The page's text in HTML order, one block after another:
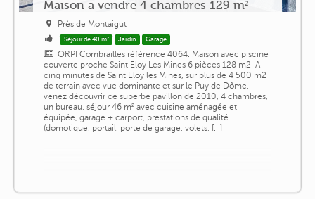
Maison a vendre 4 chambres 129 m²
Près de Montaigut
Séjour de 40 m² Jardin Garage
ORPI Combrailles référence 4064. Maison avec piscine
couverte proche Saint Eloy Les Mines 6 pièces 128 m2. A
cinq minutes de Saint Eloy les Mines, sur plus de 4 500 m2
de terrain avec vue dominante et sur le Puy de Dôme,
venez découvrir ce superbe pavillon de 2010, 4 chambres,
un bureau, séjour 46 m² avec cuisine aménagée et
équipée, garage + carport, prestations de qualité
(domotique, portail, porte de garage, volets, [...]